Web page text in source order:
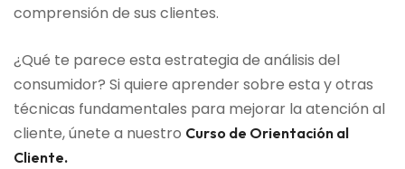
comprensión de sus clientes.
¿Qué te parece esta estrategia de análisis del
consumidor? Si quiere aprender sobre esta y otras
técnicas fundamentales para mejorar la atención al
cliente, únete a nuestro Curso de Orientación al
Cliente.